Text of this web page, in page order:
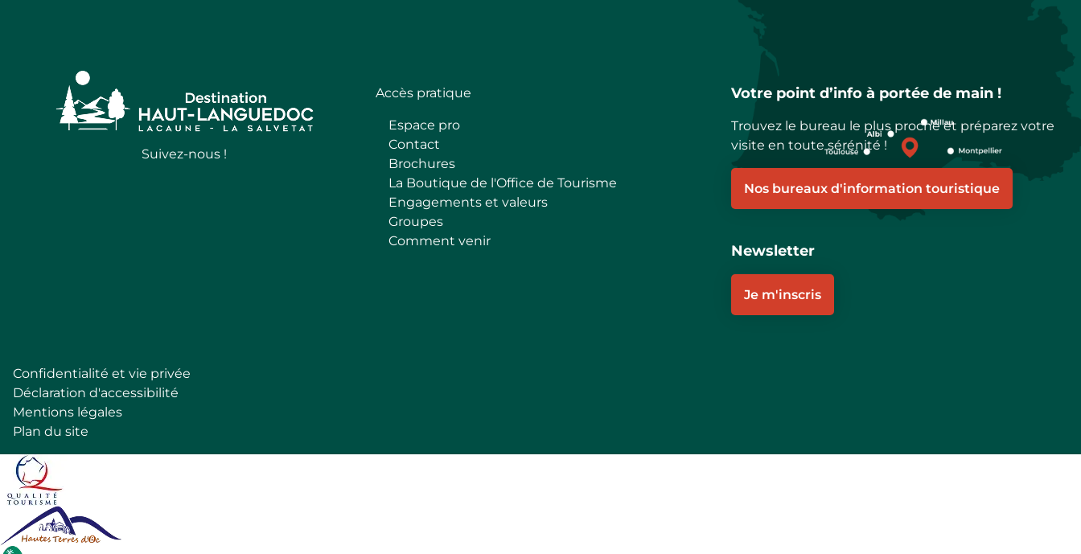
Suivez-nous !
Accès pratique
Espace pro
Contact
Brochures
La Boutique de l'Office de Tourisme
Engagements et valeurs
Groupes
Comment venir
Votre point d’info à portée de main !
Trouvez le bureau le plus proche et préparez votre
visite en toute sérénité !
Nos bureaux d'information touristique
Newsletter
Je m'inscris
Pied
de
page
Confidentialité et vie privée
Déclaration d'accessibilité
Mentions légales
Plan du site